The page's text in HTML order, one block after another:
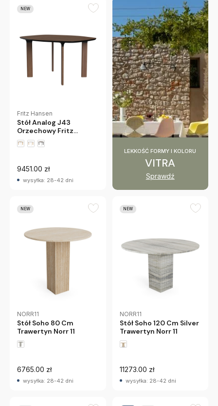
NEW
Fritz Hansen
Stół Analog J43
Orzechowy Fritz
Hansen
9451.00 zł
wysyłka: 28-42 dni
LEKKOŚĆ FORMY I KOLORU
VITRA
Sprawdź
NEW
NORR11
Stół Soho 80 Cm
Trawertyn Norr 11
6765.00 zł
wysyłka: 28-42 dni
NEW
NORR11
Stół Soho 120 Cm Silver
Trawertyn Norr 11
11273.00 zł
wysyłka: 28-42 dni